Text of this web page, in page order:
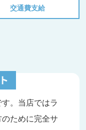
交通費支給
。当店ではラ
ために完全サ